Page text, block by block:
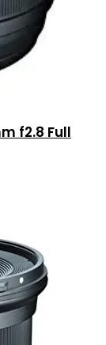
f2.8 Full